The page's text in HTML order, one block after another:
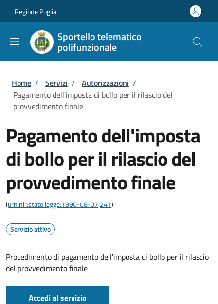
Regione Puglia
Sportello telematico
polifunzionale
Briciole di pane
Home / Servizi / Autorizzazioni /
Pagamento dell'imposta di bollo per il rilascio del
provvedimento finale
Pagamento dell'imposta
di bollo per il rilascio del
provvedimento finale
(urn:nir:stato:legge:1990-08-07;241)
Servizio attivo
Procedimento di pagamento dell'imposta di bollo per il rilascio
del provvedimento finale
Accedi al servizio